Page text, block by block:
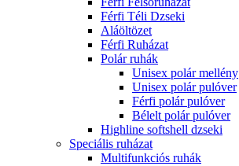
Férfi Téli Dzseki
Aláöltözet
Férfi Ruházat
Polár ruhák
Unisex polár mellény
Unisex polár pulóver
Férfi polár pulóver
Bélelt polár pulóver
Highline softshell dzseki
Speciális ruházat
Multifunkciós ruhák